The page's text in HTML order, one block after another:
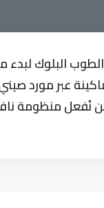
البلوك
عبر مورد